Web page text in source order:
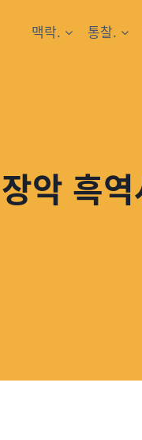
맥락. 통찰.
악 흑